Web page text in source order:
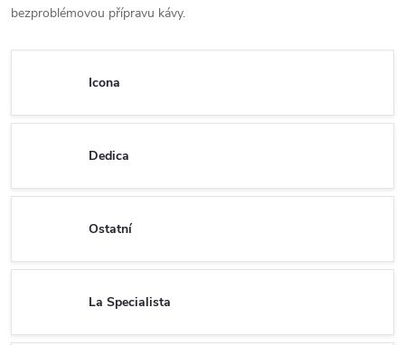
bezproblémovou přípravu kávy.
Icona
Dedica
Ostatní
La Specialista